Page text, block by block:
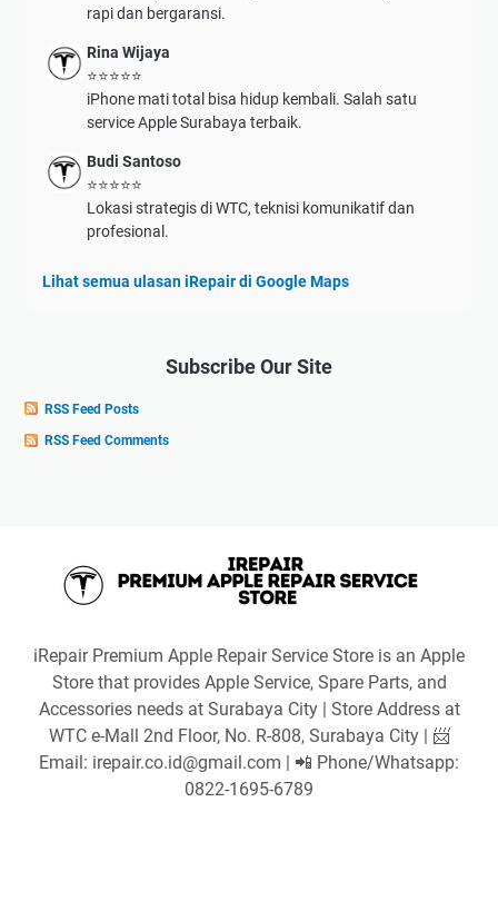
rapi dan bergaransi.
Rina Wijaya
⭐⭐⭐⭐⭐
iPhone mati total bisa hidup kembali. Salah satu
service Apple Surabaya terbaik.
Budi Santoso
⭐⭐⭐⭐⭐
Lokasi strategis di WTC, teknisi komunikatif dan
profesional.
Lihat semua ulasan iRepair di Google Maps
Subscribe Our Site
RSS Feed Posts
RSS Feed Comments
iRepair Premium Apple Repair Service Store is an Apple
Store that provides Apple Service, Spare Parts, and
Accessories needs at Surabaya City | Store Address at
WTC e-Mall 2nd Floor, No. R-808, Surabaya City | 📨
Email: irepair.co.id@gmail.com | 📲 Phone/Whatsapp:
0822-1695-6789